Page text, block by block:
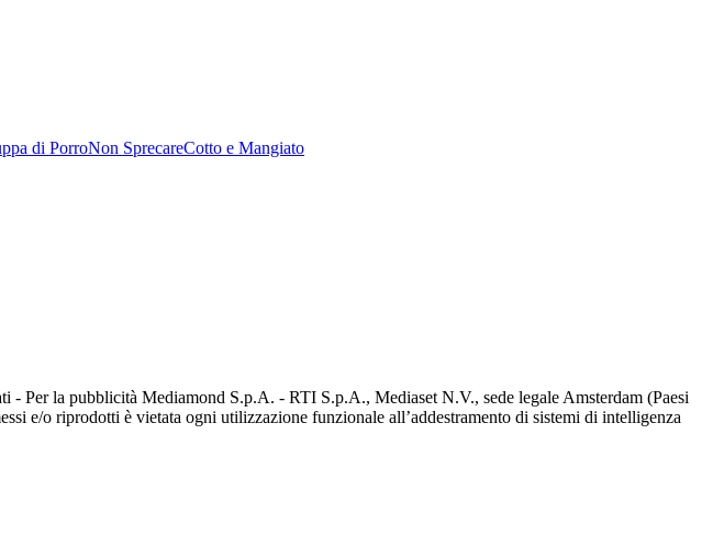
di PorroNon SprecareCotto e Mangiato
Per la pubblicità Mediamond S.p.A. - RTI S.p.A., Mediaset N.V., sede legale Amsterdam (Paesi
e/o riprodotti è vietata ogni utilizzazione funzionale all’addestramento di sistemi di intelligenza